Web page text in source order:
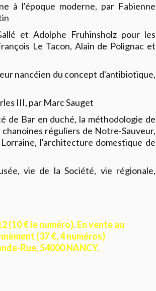
à l'époque moderne, par Fabienne
et Adolphe Fruhinsholz pour les
Le Tacon, Alain de Polignac et
nancéien du concept d'antibiotique,
III, par Marc Sauget
de Bar en duché, la méthodologie de
réguliers de Notre-Sauveur,
l'architecture domestique de
vie de la Société, vie régionale,
(10 € le numéro). En vente au
(37 €, 4 numéros)
Rue, 54000 NANCY.